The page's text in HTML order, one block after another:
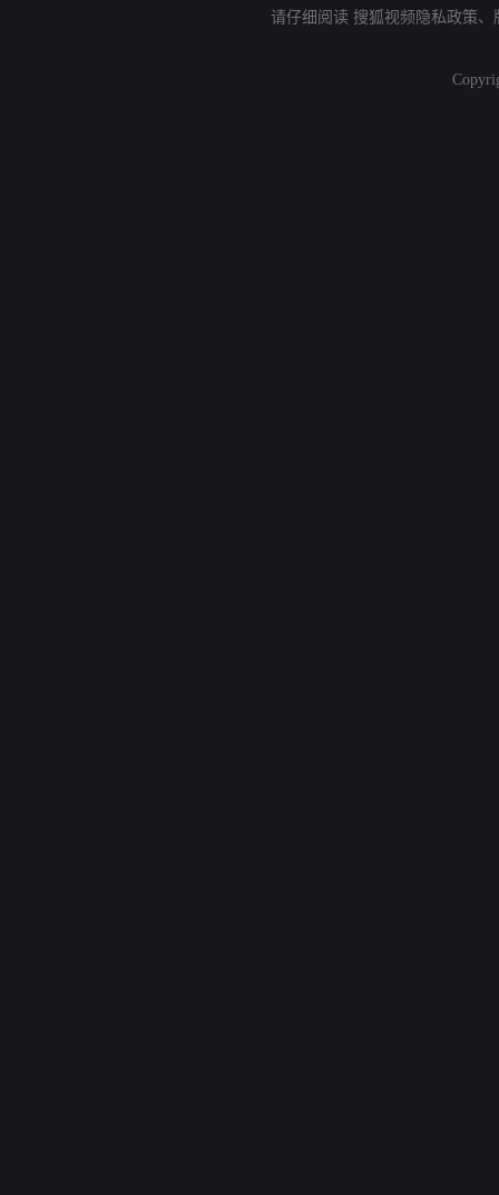
请仔细阅读 搜狐视频隐私政策、